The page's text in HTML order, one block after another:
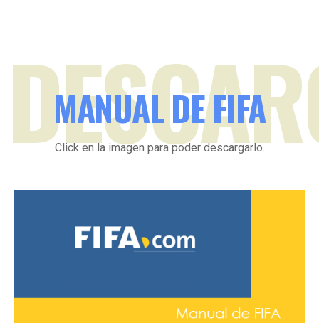
MANUAL DE FIFA
Click en la imagen para poder descargarlo.